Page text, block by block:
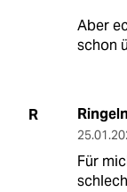
Aber
schon
R
Für